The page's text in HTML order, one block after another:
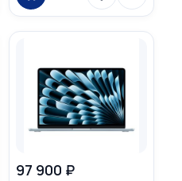
97 900 ₽